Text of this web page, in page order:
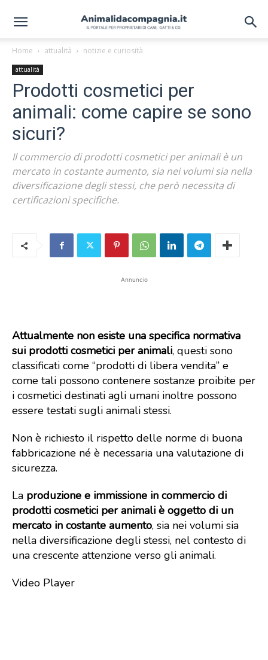
Home attualità notizie e curiosità
attualità
Prodotti cosmetici per
animali: come capire se sono
sicuri?
Il commercio di prodotti cosmetici per animali è un
mercato in costante aumento, sia nei volumi sia nella
diversificazione degli stessi, che però necessita di
certificazioni specifiche.
Annuncio
Attualmente non esiste una specifica normativa
sui prodotti cosmetici per animali, questi sono
classificati come “prodotti di libera vendita” e
come tali possono contenere sostanze proibite per
i cosmetici destinati agli umani inoltre possono
essere testati sugli animali stessi.
Non è richiesto il rispetto delle norme di buona
fabbricazione né è necessaria una valutazione di
sicurezza.
La produzione e immissione in commercio di
prodotti cosmetici per animali è oggetto di un
mercato in costante aumento, sia nei volumi sia
nella diversificazione degli stessi, nel contesto di
una crescente attenzione verso gli animali.
Video Player